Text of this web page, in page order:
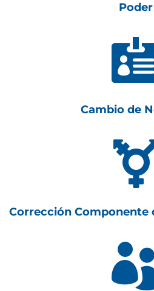
Poder
Cambio de
Corrección Componente